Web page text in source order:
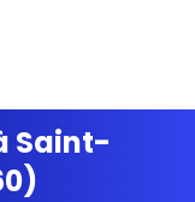
Saint-